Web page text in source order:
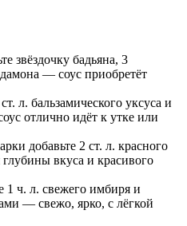
звёздочку бадьяна, 3
— соус приобретёт
л. бальзамического уксуса и
отлично идёт к утке или
добавьте 2 ст. л. красного
вкуса и красивого
1 ч. л. свежего имбиря и
— свежо, ярко, с лёгкой